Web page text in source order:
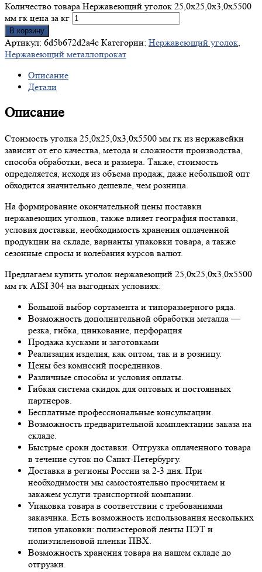
Количество товара Нержавеющий уголок 25,0х25,0х3,0х5500
мм гк цена за кг
В корзину
Артикул: 6d5b672d2a4c Категории: Нержавеющий уголок,
Нержавеющий металлопрокат
Описание
Детали
Описание
Стоимость уголка 25,0х25,0х3,0х5500 мм гк из нержавейки
зависит от его качества, метода и сложности производства,
способа обработки, веса и размера. Также, стоимость
определяется, исходя из объема продаж, даже небольшой опт
обходится значительно дешевле, чем розница.
На формирование окончательной цены поставки
нержавеющих уголков, также влияет география поставки,
условия доставки, необходимость хранения оплаченной
продукции на складе, варианты упаковки товара, а также
сезонные спросы и колебания курсов валют.
Предлагаем купить уголок нержавеющий 25,0х25,0х3,0х5500
мм гк AISI 304 на выгодных условиях:
Большой выбор сортамента и типоразмерного ряда.
Возможность дополнительной обработки металла —
резка, гибка, цинкование, перфорация
Продажа кусками и заготовками
Реализация изделия, как оптом, так и в розницу.
Цены без комиссий посредников.
Различные способы и условия оплаты.
Гибкая система скидок для оптовых и постоянных
партнеров.
Бесплатные профессиональные консультации.
Возможность предварительной комплектации заказа на
складе.
Быстрые сроки доставки. Отгрузка оплаченного товара
в течение суток по Санкт-Петербургу.
Доставка в регионы России за 2-3 дня. При
необходимости мы самостоятельно просчитаем и
закажем услуги транспортной компании.
Упаковка товара в соответствии с требованиями
заказчика. Есть возможность использования нескольких
типов упаковки: полиэстеровой ленты ПЭТ и
полиэтиленовой пленки ПВХ.
Возможность хранения товара на нашем складе до
отгрузки.